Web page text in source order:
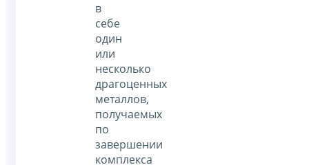
в
себе
один
или
несколько
драгоценных
металлов,
получаемых
по
завершении
комплекса